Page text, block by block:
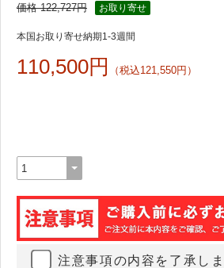
価格 122,727円 お取り寄せ
本国お取り寄せ納期1-3週間
110,500円 （税込121,550円）
注意事項の内容を了承し